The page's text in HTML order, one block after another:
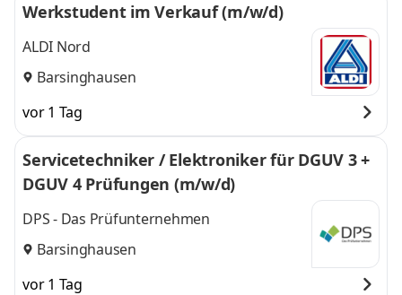
Werkstudent im Verkauf (m/w/d)
ALDI Nord
Barsinghausen
vor 1 Tag
Servicetechniker / Elektroniker für DGUV 3 +
DGUV 4 Prüfungen (m/w/d)
DPS - Das Prüfunternehmen
Barsinghausen
vor 1 Tag